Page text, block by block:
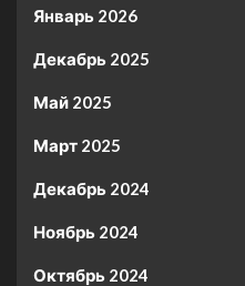
Январь 2026
Декабрь 2025
Май 2025
Март 2025
Декабрь 2024
Ноябрь 2024
Октябрь 2024